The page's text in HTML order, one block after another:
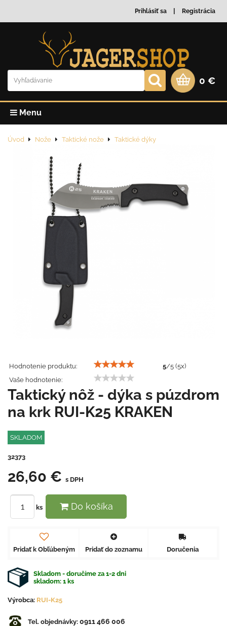
Prihlásiť sa Registrácia
0 €
Menu
Úvod Nože Taktické nože Taktické dýky
Hodnotenie produktu: 5/5 (5x)
Vaše hodnotenie:
Taktický nôž - dýka s púzdrom
na krk RUI-K25 KRAKEN
SKLADOM
32373
26,60 € s DPH
ks Do košíka
Pridať k Obľúbeným Pridať do zoznamu Doručenia
Skladom - doručíme za 1-2 dni
skladom: 1 ks
Výrobca: RUI-K25
Tel. objednávky: 0911 466 006